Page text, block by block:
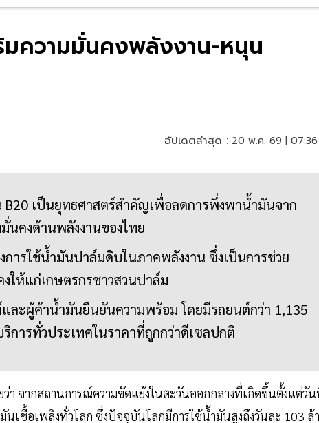
มความมั่นคงพลังงาน-หนุน
อัปเดตล่าสุด : 20 พ.ค. 69 |
B20 เป็นยุทธศาสตร์สำคัญเพื่อลดการพึ่งพาน้ำมันจาก
นคงด้านพลังงานของไทย
ารใช้น้ำมันปาล์มดิบในภาคพลังงาน ซึ่งเป็นการช่วย
ให้แก่เกษตรกรชาวสวนปาล์ม
ละผู้ค้าน้ำมันยืนยันความพร้อม โดยมีรถยนต์กว่า 1,135
การทั่วประเทศในราคาที่ถูกกว่าดีเซลปกติ
า จากสถานการณ์ความขัดแย้งในตะวันออกกลางที่เกิดขึ้นตั้งแต่วั
เชื้อเพลิงทั่วโลก ซึ่งปัจจุบันโลกมีการใช้น้ำมันสูงถึงวันละ 103 ล้